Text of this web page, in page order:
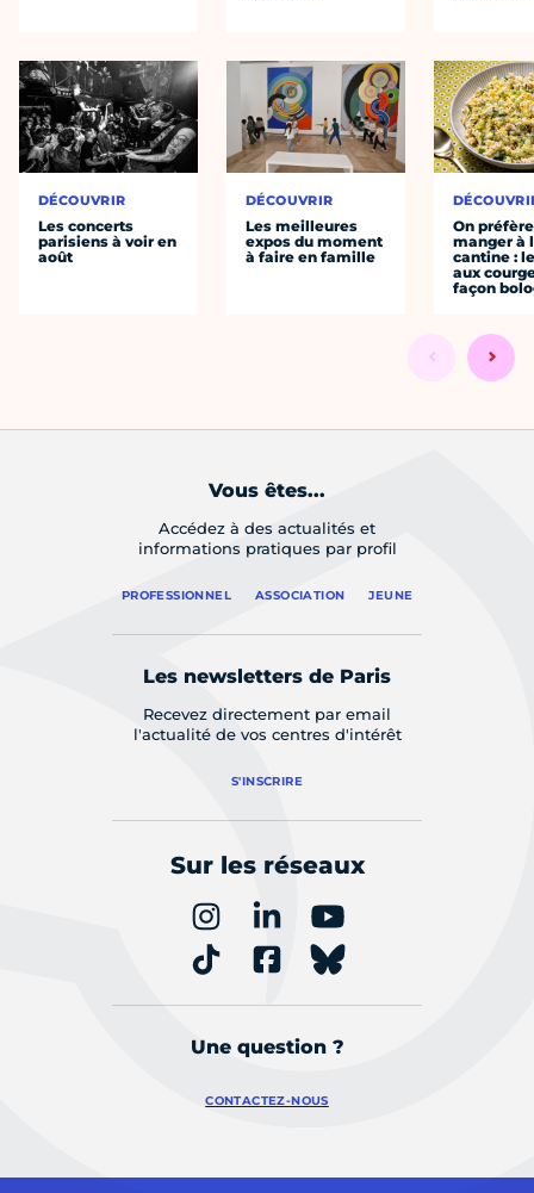
DÉCOUVRIR
Les concerts
parisiens à voir en
août
DÉCOUVRIR
Les meilleures
expos du moment
à faire en famille
On préfère
manger à
cantine :
aux
façon
Vous êtes...
Accédez à des actualités et
informations pratiques par profil
PROFESSIONNEL ASSOCIATION JEUNE
Les newsletters de Paris
Recevez directement par email
l'actualité de vos centres d'intérêt
S'INSCRIRE
Sur les réseaux
Une question ?
CONTACTEZ-NOUS